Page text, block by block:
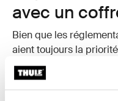
avec un
Bien que les
aient toujours la
vitesse maximale
conduisez avec un
130 km/h.